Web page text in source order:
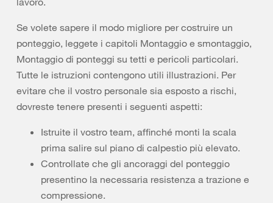
Se volete sapere il modo migliore per costruire un
ponteggio, leggete i capitoli Montaggio e smontaggio,
Montaggio di ponteggi su tetti e pericoli particolari.
Tutte le istruzioni contengono utili illustrazioni. Per
evitare che il vostro personale sia esposto a rischi,
dovreste tenere presenti i seguenti aspetti:
Istruite il vostro team, affinché monti la scala
prima salire sul piano di calpestio più elevato.
Controllate che gli ancoraggi del ponteggio
presentino la necessaria resistenza a trazione e
compressione.